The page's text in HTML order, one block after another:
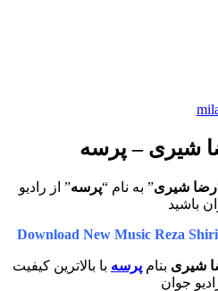
شیری – پرسه
رضا شیری” به نام “پرسه” از رادیو
باشید
Download New Music Reza
شیری بنام پرسه با بالاترین کیفیت
جوان